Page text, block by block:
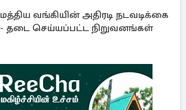
மத்திய வங்கியின் அதிரடி நடவடிக்கை
- தடை செய்யப்பட்ட நிறுவனங்கள்